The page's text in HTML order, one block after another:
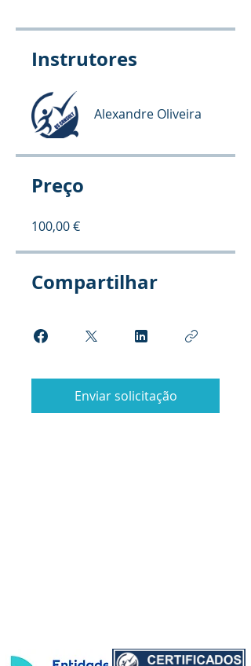
Instrutores
Alexandre Oliveira
Preço
100,00 €
Compartilhar
Enviar solicitação